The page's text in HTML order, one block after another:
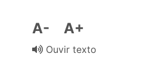
A- A+
Ouvir texto